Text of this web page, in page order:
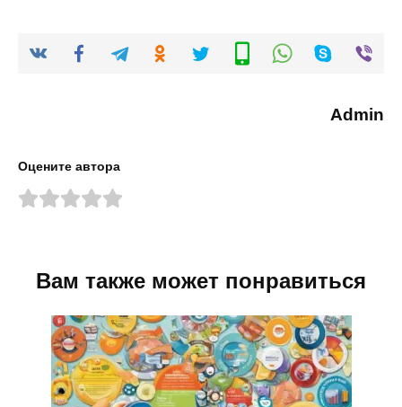
Admin
Оцените автора
Вам также может понравиться